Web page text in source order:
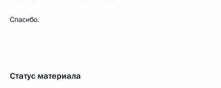
Спасибо.
Статус материала